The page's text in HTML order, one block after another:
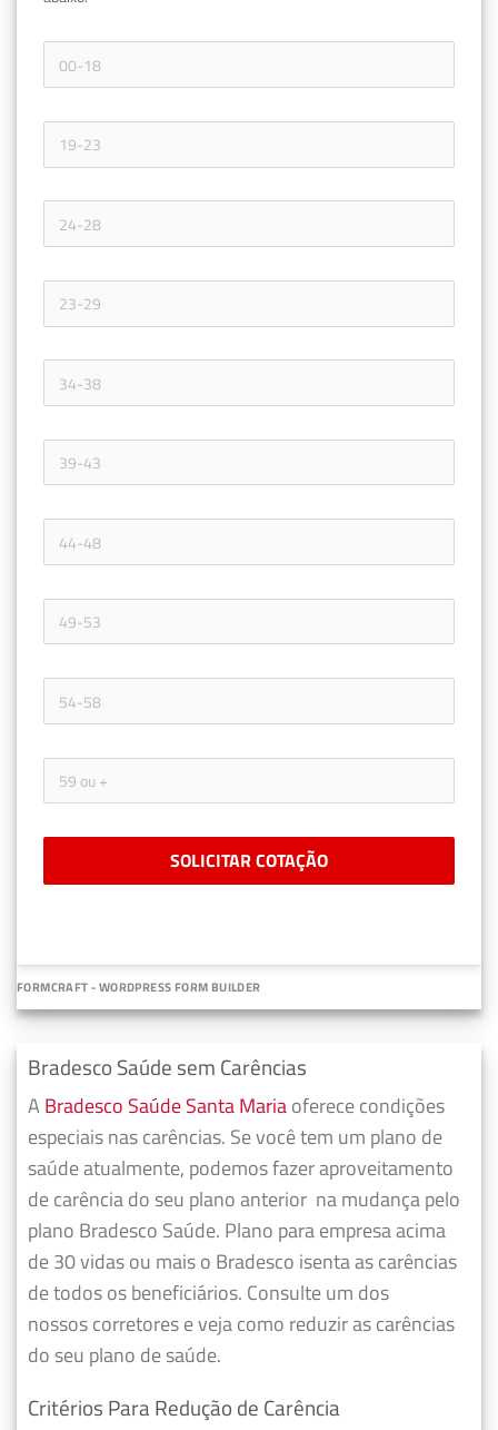
SOLICITAR COTAÇÃO
FORMCRAFT - WORDPRESS FORM BUILDER
Bradesco Saúde sem Carências
A Bradesco Saúde Santa Mariaoferece condições
especiais nas carências. Se você tem um plano de
saúde atualmente, podemos fazeraproveitamento
de carência do seu plano anterior na mudança pelo
plano Bradesco Saúde. Plano para empresa acima
de 30 vidas ou mais o Bradesco isenta as carências
de todos os beneficiários. Consulte um dos
nossos corretores e veja como reduzir as carências
do seu plano de saúde.
Critérios Para Redução de Carência